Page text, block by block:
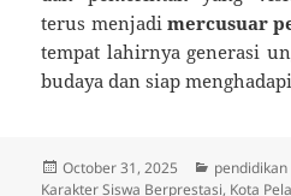
terus menjadi mercusuar
tempat lahirnya generasi
budaya dan siap
Posted
on
October 31, 2025 Categories
pendidikan
Karakter Siswa Berprestasi, Kota